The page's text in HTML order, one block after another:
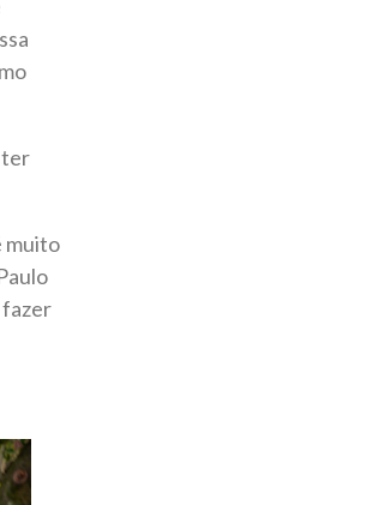
ter
muito
fazer